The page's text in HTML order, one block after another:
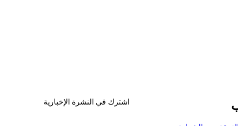
اشترك في النشرة الإخبارية